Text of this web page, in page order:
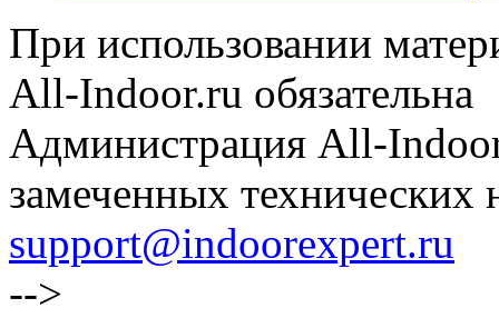
При использовании
All-Indoor.ru обязательна
Администрация All-
замеченных технических
support@indoorexpert.ru
-->